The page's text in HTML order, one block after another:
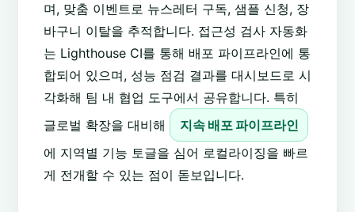
며, 맞춤 이벤트로 뉴스레터 구독, 샘플 신청, 장
바구니 이탈을 추적합니다. 접근성 검사 자동화
는 Lighthouse CI를 통해 배포 파이프라인에 통
합되어 있으며, 성능 점검 결과를 대시보드로 시
각화해 팀 내 협업 도구에서 공유합니다. 특히
글로벌 확장을 대비해
지속 배포 파이프라인
에 지역별 기능 토글을 심어 로컬라이징을 빠르
게 전개할 수 있는 점이 돋보입니다.